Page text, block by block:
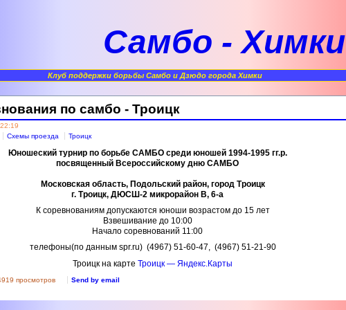
Самбо - Химки
Клуб поддержки борьбы Самбо и Дзюдо города Химки
по самбо - Троицк
Схемы проезда
Троицк
Юношеский турнир по борьбе САМБО среди юношей 1994-1995 гг.р.
посвященный Всероссийскому дню САМБО
Московская область, Подольский район, город Троицк
г. Троицк, ДЮСШ-2 микрорайон В, 6-а
К соревнованиям допускаются юноши возрастом до 15 лет
Взвешивание до 10:00
Начало соревнований 11:00
телефоны(по данным spr.ru) (4967)51-60-47, (4967)51-21-90
Троицк на картеТроицк — Яндекс.Карты
просмотров Send by email